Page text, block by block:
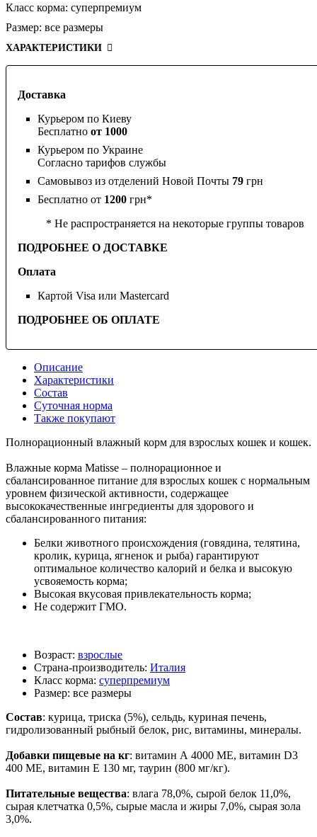
Доставка
Курьером по Киеву
Бесплатно от 1000
Курьером по Украине
Согласно тарифов службы
Самовывоз из отделений Новой Почты 79 грн
Бесплатно от 1200 грн*
* Не распространяется на некоторые группы товаров
ПОДРОБНЕЕ О ДОСТАВКЕ
Оплата
Картой Visa или Mastercard
ПОДРОБНЕЕ ОБ ОПЛАТЕ
Класс корма: суперпремиум
Размер: все размеры
ХАРАКТЕРИСТИКИ
Описание
Характеристики
Состав
Суточная норма
Также покупают
Полнорационный влажный корм для взрослых кошек и кошек.
Влажные корма Matisse – полнорационное и
сбалансированное питание для взрослых кошек с нормальным
уровнем физической активности, содержащее
высококачественные ингредиенты для здорового и
сбалансированного питания:
Белки животного происхождения (говядина, телятина,
кролик, курица, ягненок и рыба) гарантируют
оптимальное количество калорий и белка и высокую
усвояемость корма;
Высокая вкусовая привлекательность корма;
Не содержит ГМО.
Возраст: взрослые
Страна-производитель: Италия
Класс корма: суперпремиум
Размер: все размеры
Состав: курица, триска (5%), сельдь, куриная печень,
гидролизованный рыбный белок, рис, витамины, минералы.
Добавки пищевые на кг: витамин А 4000 МЕ, витамин D3
400 МЕ, витамин Е 130 мг, таурин (800 мг/кг).
Питательные вещества: влага 78,0%, сырой белок 11,0%,
сырая клетчатка 0,5%, сырые масла и жиры 7,0%, сырая зола
3,0%.